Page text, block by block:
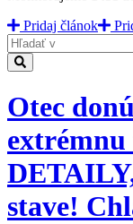
Pridaj článok
Hladať
Otec
stave!